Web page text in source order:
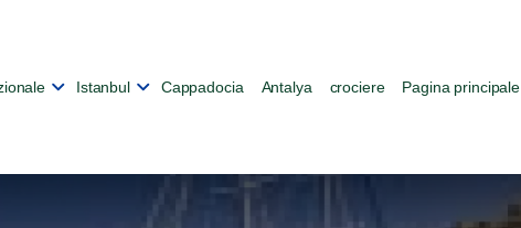
Istanbul Cappadocia Antalya crociere Pagina principale